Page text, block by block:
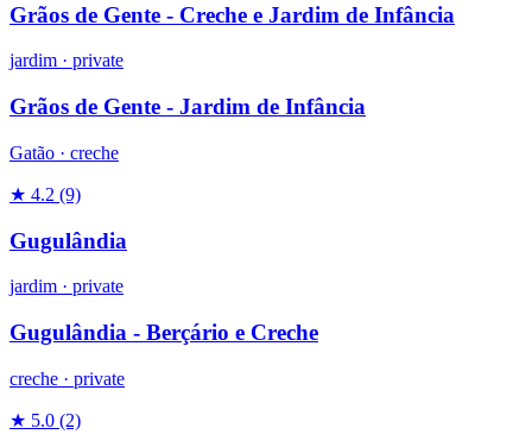
Grãos de Gente - Creche e Jardim de Infância
jardim · private
Grãos de Gente - Jardim de Infância
Gatão · creche
★ 4.2 (9)
Gugulândia
jardim · private
Gugulândia - Berçário e Creche
creche · private
★ 5.0 (2)